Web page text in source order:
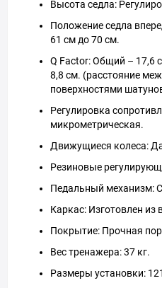
Высота седла:
Положение седла
61 см до 70 см.
Q Factor: Общий – 17,6
8,8 см. (расстояние
поверхностями
Регулировка
микрометрическая.
Движущиеся колеса:
Резиновые
Педальный механизм:
Каркас: Изготовлен из
Покрытие: Прочная
Вес тренажера: 37 кг.
Размеры установки: